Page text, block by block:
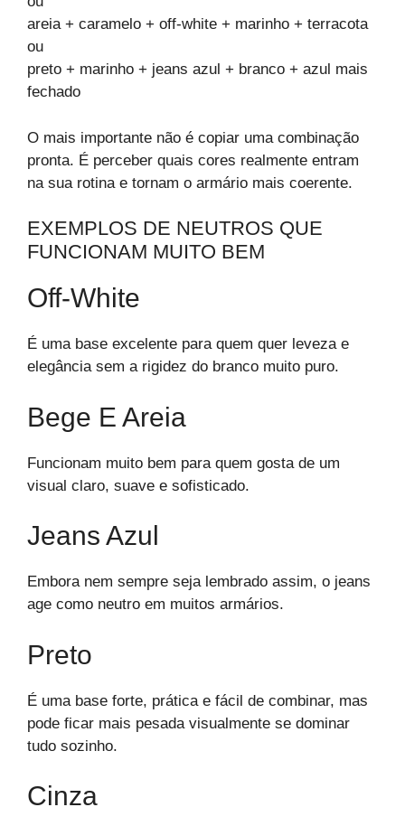
areia + caramelo + off-white + marinho + terracota
ou
preto + marinho + jeans azul + branco + azul mais
fechado
O mais importante não é copiar uma combinação
pronta. É perceber quais cores realmente entram
na sua rotina e tornam o armário mais coerente.
EXEMPLOS DE NEUTROS QUE
FUNCIONAM MUITO BEM
Off-White
É uma base excelente para quem quer leveza e
elegância sem a rigidez do branco muito puro.
Bege E Areia
Funcionam muito bem para quem gosta de um
visual claro, suave e sofisticado.
Jeans Azul
Embora nem sempre seja lembrado assim, o jeans
age como neutro em muitos armários.
Preto
É uma base forte, prática e fácil de combinar, mas
pode ficar mais pesada visualmente se dominar
tudo sozinho.
Cinza